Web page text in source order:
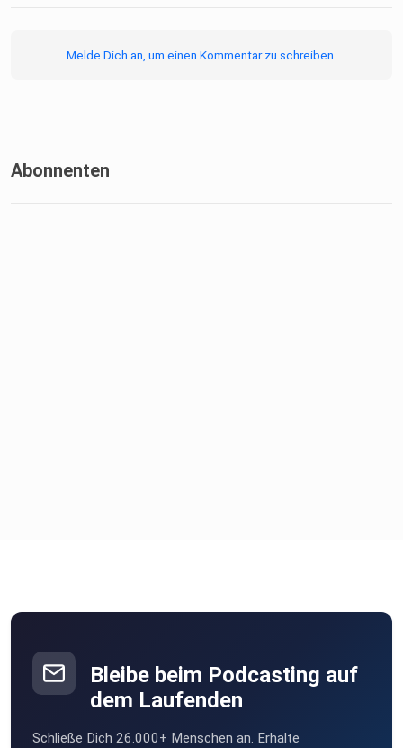
Melde Dich an, um einen Kommentar zu schreiben.
Abonnenten
Bleibe beim Podcasting auf
dem Laufenden
Schließe Dich 26.000+ Menschen an. Erhalte